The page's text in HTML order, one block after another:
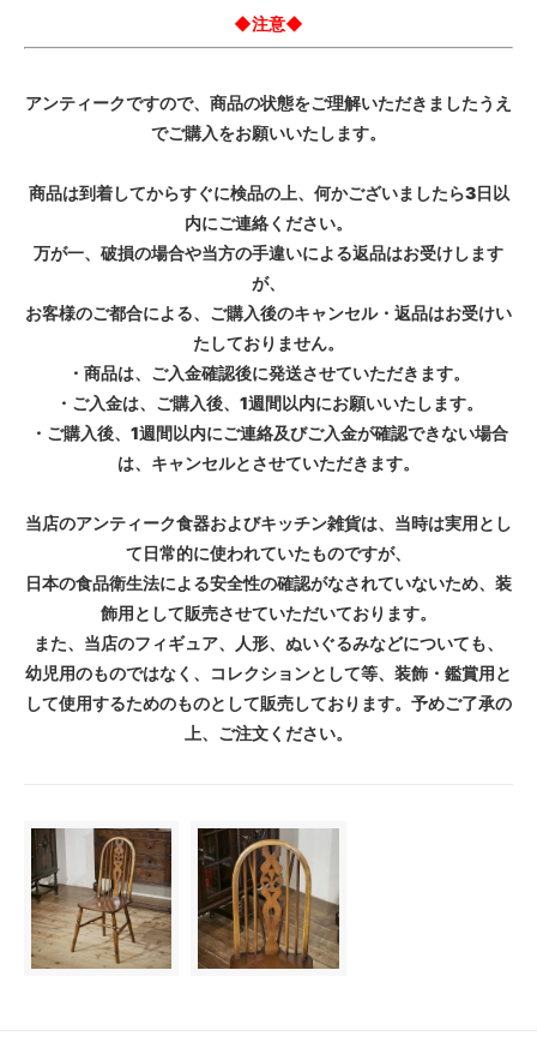
◆注意◆
アンティークですので、商品の状態をご理解いただきましたうえ
でご購入をお願いいたします。
商品は到着してからすぐに検品の上、何かございましたら3日以
内にご連絡ください。
万が一、破損の場合や当方の手違いによる返品はお受けします
が、
お客様のご都合による、ご購入後のキャンセル・返品はお受けい
たしておりません。
・商品は、ご入金確認後に発送させていただきます。
・ご入金は、ご購入後、1週間以内にお願いいたします。
・ご購入後、1週間以内にご連絡及びご入金が確認できない場合
は、キャンセルとさせていただきます。
当店のアンティーク食器およびキッチン雑貨は、当時は実用とし
て日常的に使われていたものですが、
日本の食品衛生法による安全性の確認がなされていないため、装
飾用として販売させていただいております。
また、当店のフィギュア、人形、ぬいぐるみなどについても、
幼児用のものではなく、コレクションとして等、装飾・鑑賞用と
して使用するためのものとして販売しております。予めご了承の
上、ご注文ください。